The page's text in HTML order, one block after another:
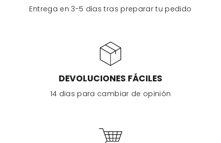
Entrega en 3-5 dias tras preparar tu pedido
DEVOLUCIONES FÁCILES
14 dias para cambiar de opinión